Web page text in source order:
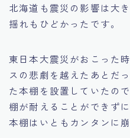
北海道も震災の影響は大
揺れもひどかったです。
東日本大震災がおこった
スの悲劇を越えたあとだ
た本棚を設置していたの
棚が耐えることができず
本棚はいともカンタンに